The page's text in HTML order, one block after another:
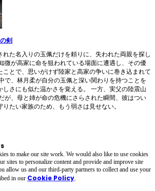
剣
れた名入りの玉佩だけを頼りに、失われた両親を探し
微が高家に命を狙われている場面に遭遇し、その優
ことで、思いがけず陸家と高家の争いに巻き込まれて
で、林月柔が自分の玉佩と深い関わりを持つことを
しさにも似た温かさを覚える。 一方、実父の陸震山
が、母と姉が命の危機にさらされた瞬間、彼はつい
たい家族のため、もう弱さは見せない。
to make our site work. We would also like to use cookies
sites to personalize content and provide and improve site
allow us and our third-party partners to collect and use your
in our Cookie Policy.